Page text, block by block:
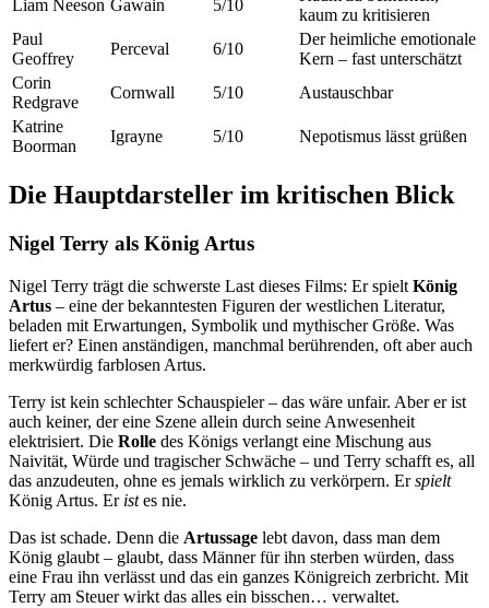
Liam Neeson Gawain 5/10
kaum zu kritisieren
Paul
Geoffrey
Perceval 6/10
Der heimliche emotionale
Kern – fast unterschätzt
Corin
Redgrave
Cornwall 5/10
Austauschbar
Katrine
Boorman
Igrayne 5/10 Nepotismus lässt grüßen
Die Hauptdarsteller im kritischen Blick
Nigel Terry als König Artus
Nigel Terry trägt die schwerste Last dieses Films: Er spielt König
Artus – eine der bekanntesten Figuren der westlichen Literatur,
beladen mit Erwartungen, Symbolik und mythischer Größe. Was
liefert er? Einen anständigen, manchmal berührenden, oft aber auch
merkwürdig farblosen Artus.
Terry ist kein schlechter Schauspieler – das wäre unfair. Aber er ist
auch keiner, der eine Szene allein durch seine Anwesenheit
elektrisiert. Die Rolle des Königs verlangt eine Mischung aus
Naivität, Würde und tragischer Schwäche – und Terry schafft es, all
das anzudeuten, ohne es jemals wirklich zu verkörpern. Erspielt
König Artus. Er istes nie.
Das ist schade. Denn die Artussage lebt davon, dass man dem
König glaubt – glaubt, dass Männer für ihn sterben würden, dass
eine Frau ihn verlässt und das ein ganzes Königreich zerbricht. Mit
Terry am Steuer wirkt das alles ein bisschen… verwaltet.